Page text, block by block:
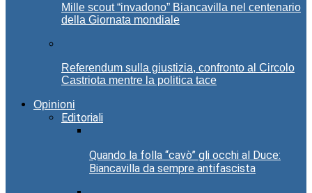
Mille scout “invadono” Biancavilla nel centenario
della Giornata mondiale
Referendum sulla giustizia, confronto al Circolo
Castriota mentre la politica tace
Opinioni
Editoriali
Quando la folla “cavò” gli occhi al Duce:
Biancavilla da sempre antifascista